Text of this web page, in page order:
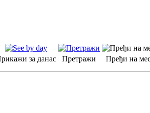
за данас Претражи
Пређи на